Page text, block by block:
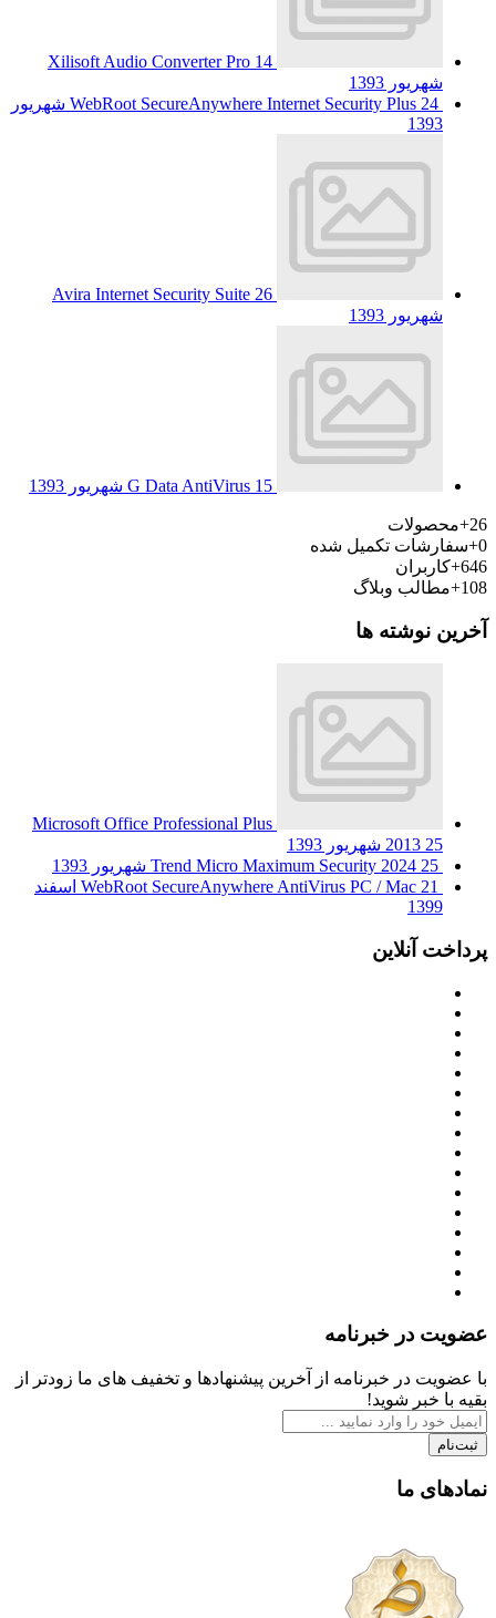
Xilisoft Audio Converter Pro 14
شهریور 1393
WebRoot SecureAnywhere Internet Security Plus 24 شهریور
1393
Avira Internet Security Suite 26
شهریور 1393
G Data AntiVirus 15 شهریور 1393
26+
محصولات
0+ سفارشات تکمیل شده
646+ کاربران
108+
مطالب وبلاگ
آخرین نوشته ها
Microsoft Office Professional Plus
2013 25 شهریور 1393
Trend Micro Maximum Security 2024 25 شهریور 1393
WebRoot SecureAnywhere AntiVirus PC / Mac 21 اسفند
1399
پرداخت آنلاین
عضویت در خبرنامه
با عضویت در خبرنامه از آخرین پیشنهادها و تخفیف های ما زودتر از
بقیه با خبر شوید!
ثبت‌نام
نمادهای ما